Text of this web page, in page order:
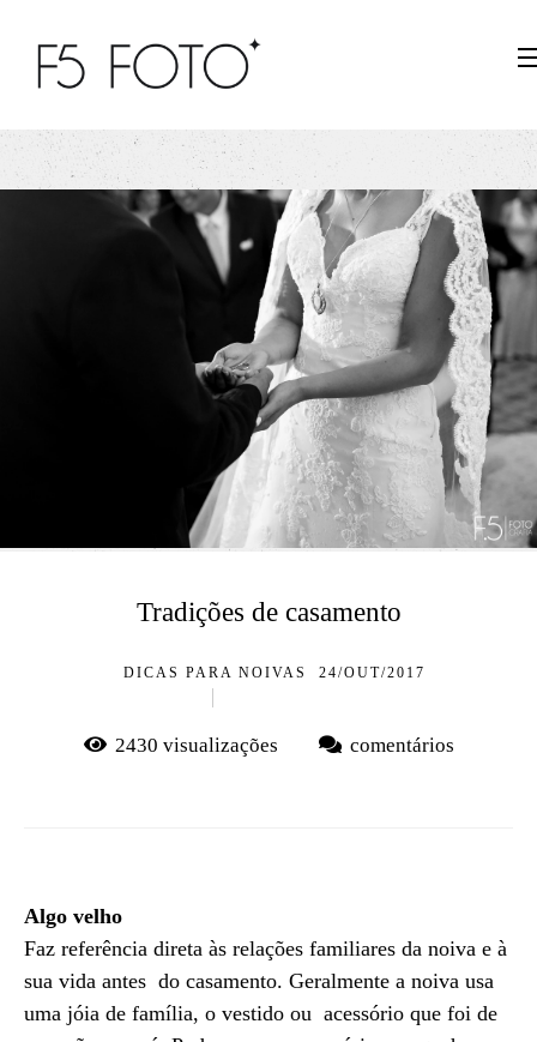
DICAS PARA NOIVAS 24/OUT/2017
Tradições de casamento
2430 visualizações comentários
Algo velho
Faz referência direta às relações familiares da noiva e à
sua vida antes do casamento. Geralmente a noiva usa
uma jóia de família, o vestido ou acessório que foi de